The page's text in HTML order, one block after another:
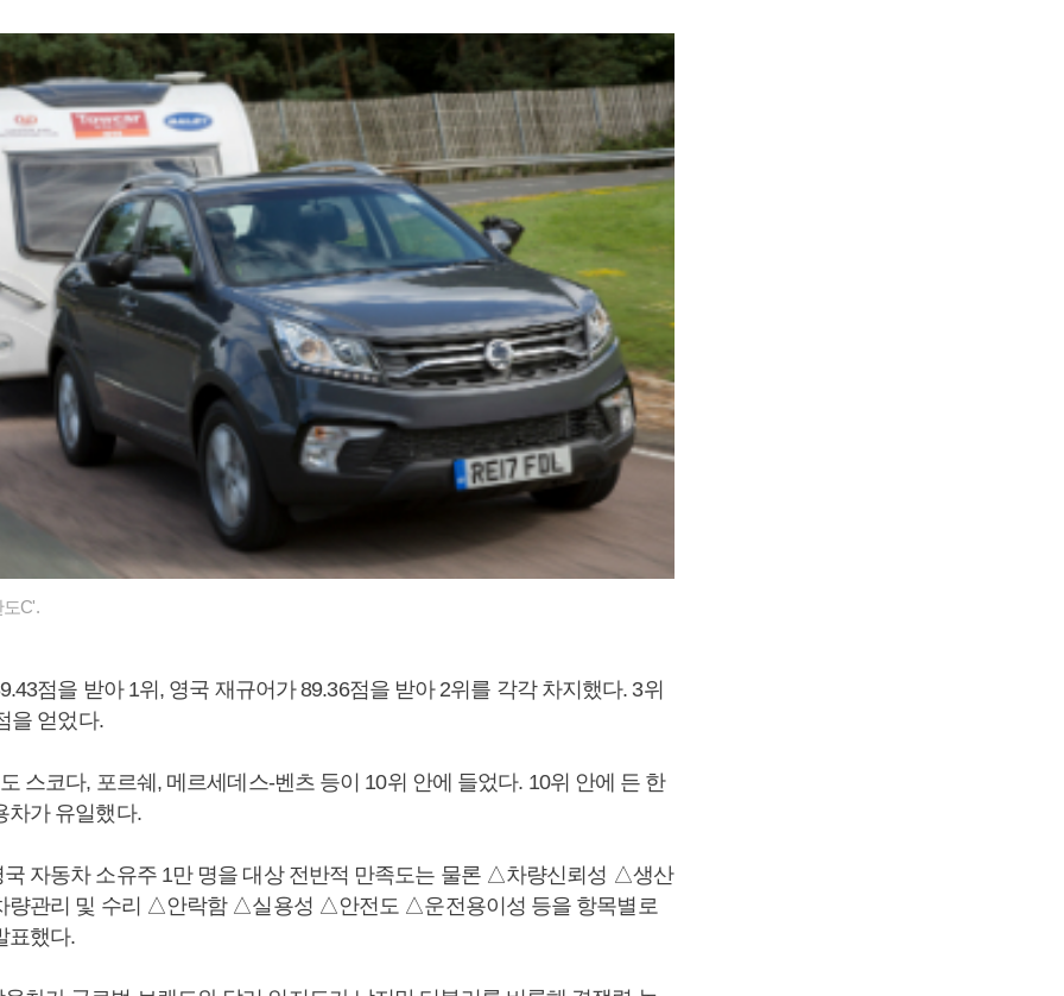
C'.
점을 받아 1위, 영국 재규어가 89.36점을 받아 2위를 각각 차지했다. 3위
을 얻었다.
스코다, 포르쉐, 메르세데스-벤츠 등이 10위 안에 들었다. 10위 안에 든 한
차가 유일했다.
자동차 소유주 1만 명을 대상 전반적 만족도는 물론 △차량신뢰성 △생산
관리 및 수리 △안락함 △실용성 △안전도 △운전용이성 등을 항목별로
표했다.